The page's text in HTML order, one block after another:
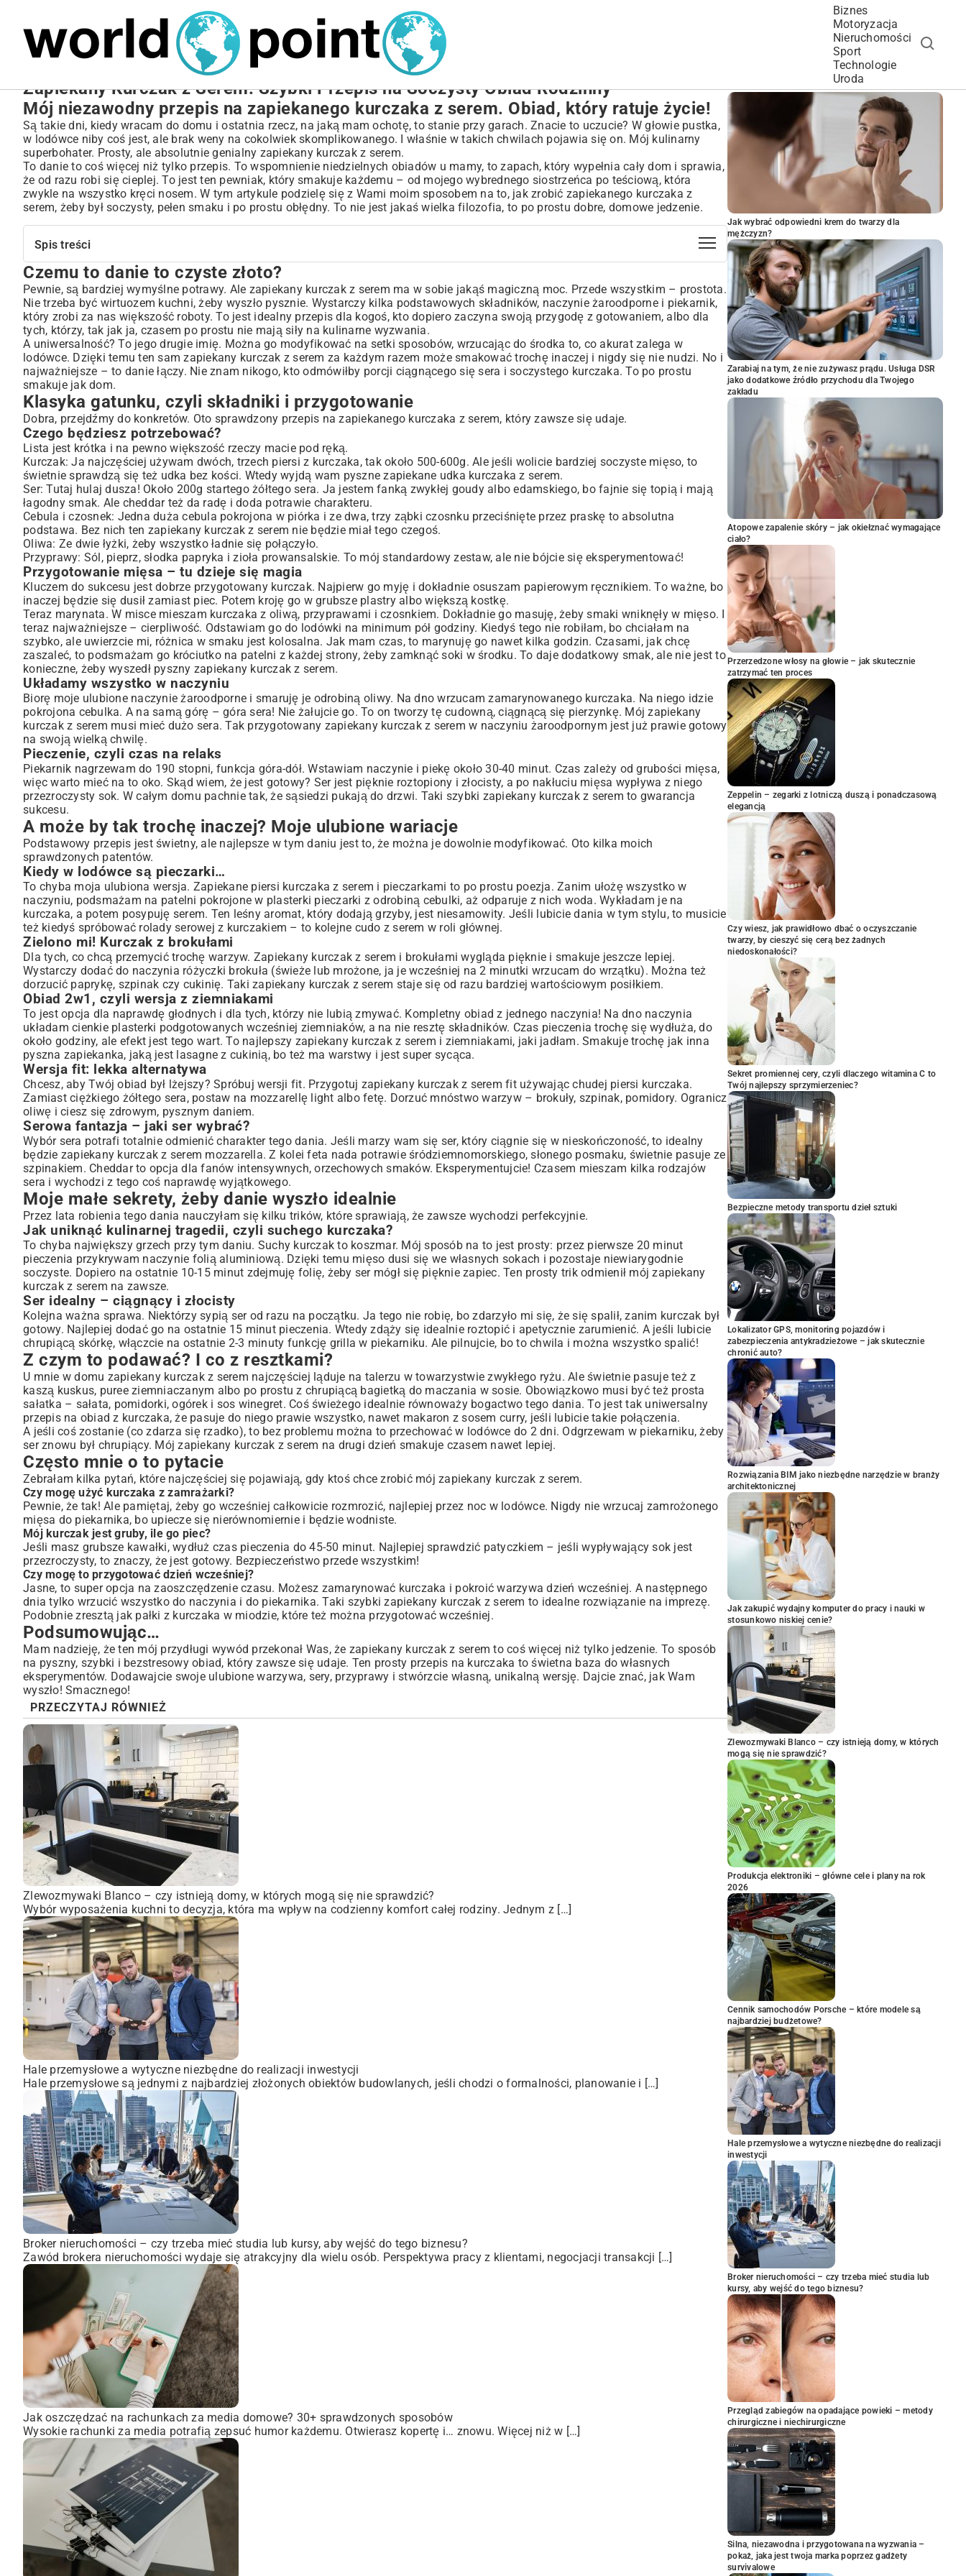
Biznes
Motoryzacja
Nieruchomości
Sport
Technologie
Uroda
NIERUCHOMOŚCI
Zapiekany Kurczak z Serem: Szybki Przepis na Soczysty Obiad Rodzinny
Mój niezawodny przepis na zapiekanego kurczaka z serem. Obiad, który ratuje życie!
Są takie dni, kiedy wracam do domu i ostatnia rzecz, na jaką mam ochotę, to stanie przy garach. Znacie to uczucie? W głowie pustka,
w lodówce niby coś jest, ale brak weny na cokolwiek skomplikowanego. I właśnie w takich chwilach pojawia się on. Mój kulinarny
superbohater. Prosty, ale absolutnie genialny zapiekany kurczak z serem.
To danie to coś więcej niż tylko przepis. To wspomnienie niedzielnych obiadów u mamy, to zapach, który wypełnia cały dom i sprawia,
że od razu robi się cieplej. To jest ten pewniak, który smakuje każdemu – od mojego wybrednego siostrzeńca po teściową, która
zwykle na wszystko kręci nosem. W tym artykule podzielę się z Wami moim sposobem na to, jak zrobić zapiekanego kurczaka z
serem, żeby był soczysty, pełen smaku i po prostu obłędny. To nie jest jakaś wielka filozofia, to po prostu dobre, domowe jedzenie.
Spis treści
Czemu to danie to czyste złoto?
Klasyka gatunku, czyli składniki i przygotowanie
Czego będziesz potrzebować?
Przygotowanie mięsa – tu dzieje się magia
Układamy wszystko w naczyniu
Pieczenie, czyli czas na relaks
A może by tak trochę inaczej? Moje ulubione wariacje
Kiedy w lodówce są pieczarki…
Zielono mi! Kurczak z brokułami
Obiad 2w1, czyli wersja z ziemniakami
Wersja fit: lekka alternatywa
Serowa fantazja – jaki ser wybrać?
Moje małe sekrety, żeby danie wyszło idealnie
Jak uniknąć kulinarnej tragedii, czyli suchego kurczaka?
Ser idealny – ciągnący i złocisty
Z czym to podawać? I co z resztkami?
Często mnie o to pytacie
Podsumowując…
Czemu to danie to czyste złoto?
Pewnie, są bardziej wymyślne potrawy. Ale zapiekany kurczak z serem ma w sobie jakąś magiczną moc. Przede wszystkim – prostota.
Nie trzeba być wirtuozem kuchni, żeby wyszło pysznie. Wystarczy kilka podstawowych składników, naczynie żaroodporne i piekarnik,
który zrobi za nas większość roboty. To jest idealny przepis dla kogoś, kto dopiero zaczyna swoją przygodę z gotowaniem, albo dla
tych, którzy, tak jak ja, czasem po prostu nie mają siły na kulinarne wyzwania.
A uniwersalność? To jego drugie imię. Można go modyfikować na setki sposobów, wrzucając do środka to, co akurat zalega w
lodówce. Dzięki temu ten sam zapiekany kurczak z serem za każdym razem może smakować trochę inaczej i nigdy się nie nudzi. No i
najważniejsze – to danie łączy. Nie znam nikogo, kto odmówiłby porcji ciągnącego się sera i soczystego kurczaka. To po prostu
smakuje jak dom.
Klasyka gatunku, czyli składniki i przygotowanie
Dobra, przejdźmy do konkretów. Oto sprawdzony przepis na zapiekanego kurczaka z serem, który zawsze się udaje.
Czego będziesz potrzebować?
Lista jest krótka i na pewno większość rzeczy macie pod ręką.
Kurczak: Ja najczęściej używam dwóch, trzech piersi z kurczaka, tak około 500-600g. Ale jeśli wolicie bardziej soczyste mięso, to
świetnie sprawdzą się też udka bez kości. Wtedy wyjdą wam pyszne zapiekane udka kurczaka z serem.
Ser: Tutaj hulaj dusza! Około 200g startego żółtego sera. Ja jestem fanką zwykłej goudy albo edamskiego, bo fajnie się topią i mają
łagodny smak. Ale cheddar też da radę i doda potrawie charakteru.
Cebula i czosnek: Jedna duża cebula pokrojona w piórka i ze dwa, trzy ząbki czosnku przeciśnięte przez praskę to absolutna
podstawa. Bez nich ten zapiekany kurczak z serem nie będzie miał tego czegoś.
Oliwa: Ze dwie łyżki, żeby wszystko ładnie się połączyło.
Przyprawy: Sól, pieprz, słodka papryka i zioła prowansalskie. To mój standardowy zestaw, ale nie bójcie się eksperymentować!
Przygotowanie mięsa – tu dzieje się magia
Kluczem do sukcesu jest dobrze przygotowany kurczak. Najpierw go myję i dokładnie osuszam papierowym ręcznikiem. To ważne, bo
inaczej będzie się dusił zamiast piec. Potem kroję go w grubsze plastry albo większą kostkę.
Teraz marynata. W misce mieszam kurczaka z oliwą, przyprawami i czosnkiem. Dokładnie go masuję, żeby smaki wniknęły w mięso. I
teraz najważniejsze – cierpliwość. Odstawiam go do lodówki na minimum pół godziny. Kiedyś tego nie robiłam, bo chciałam na
szybko, ale uwierzcie mi, różnica w smaku jest kolosalna. Jak mam czas, to marynuję go nawet kilka godzin. Czasami, jak chcę
zaszaleć, to podsmażam go króciutko na patelni z każdej strony, żeby zamknąć soki w środku. To daje dodatkowy smak, ale nie jest to
konieczne, żeby wyszedł pyszny zapiekany kurczak z serem.
Układamy wszystko w naczyniu
Biorę moje ulubione naczynie żaroodporne i smaruję je odrobiną oliwy. Na dno wrzucam zamarynowanego kurczaka. Na niego idzie
pokrojona cebulka. A na samą górę – góra sera! Nie żałujcie go. To on tworzy tę cudowną, ciągnącą się pierzynkę. Mój zapiekany
kurczak z serem musi mieć dużo sera. Tak przygotowany zapiekany kurczak z serem w naczyniu żaroodpornym jest już prawie gotowy
na swoją wielką chwilę.
Pieczenie, czyli czas na relaks
Piekarnik nagrzewam do 190 stopni, funkcja góra-dół. Wstawiam naczynie i piekę około 30-40 minut. Czas zależy od grubości mięsa,
więc warto mieć na to oko. Skąd wiem, że jest gotowy? Ser jest pięknie roztopiony i złocisty, a po nakłuciu mięsa wypływa z niego
przezroczysty sok. W całym domu pachnie tak, że sąsiedzi pukają do drzwi. Taki szybki zapiekany kurczak z serem to gwarancja
sukcesu.
A może by tak trochę inaczej? Moje ulubione wariacje
Podstawowy przepis jest świetny, ale najlepsze w tym daniu jest to, że można je dowolnie modyfikować. Oto kilka moich
sprawdzonych patentów.
Kiedy w lodówce są pieczarki…
To chyba moja ulubiona wersja. Zapiekane piersi kurczaka z serem i pieczarkami to po prostu poezja. Zanim ułożę wszystko w
naczyniu, podsmażam na patelni pokrojone w plasterki pieczarki z odrobiną cebulki, aż odparuje z nich woda. Wykładam je na
kurczaka, a potem posypuję serem. Ten leśny aromat, który dodają grzyby, jest niesamowity. Jeśli lubicie dania w tym stylu, to musicie
też kiedyś spróbować rolady serowej z kurczakiem – to kolejne cudo z serem w roli głównej.
Zielono mi! Kurczak z brokułami
Dla tych, co chcą przemycić trochę warzyw. Zapiekany kurczak z serem i brokułami wygląda pięknie i smakuje jeszcze lepiej.
Wystarczy dodać do naczynia różyczki brokuła (świeże lub mrożone, ja je wcześniej na 2 minutki wrzucam do wrzątku). Można też
dorzucić paprykę, szpinak czy cukinię. Taki zapiekany kurczak z serem staje się od razu bardziej wartościowym posiłkiem.
Obiad 2w1, czyli wersja z ziemniakami
To jest opcja dla naprawdę głodnych i dla tych, którzy nie lubią zmywać. Kompletny obiad z jednego naczynia! Na dno naczynia
układam cienkie plasterki podgotowanych wcześniej ziemniaków, a na nie resztę składników. Czas pieczenia trochę się wydłuża, do
około godziny, ale efekt jest tego wart. To najlepszy zapiekany kurczak z serem i ziemniakami, jaki jadłam. Smakuje trochę jak inna
pyszna zapiekanka, jaką jest lasagne z cukinią, bo też ma warstwy i jest super sycąca.
Wersja fit: lekka alternatywa
Chcesz, aby Twój obiad był lżejszy? Spróbuj wersji fit. Przygotuj zapiekany kurczak z serem fit używając chudej piersi kurczaka.
Zamiast ciężkiego żółtego sera, postaw na mozzarellę light albo fetę. Dorzuć mnóstwo warzyw – brokuły, szpinak, pomidory. Ogranicz
oliwę i ciesz się zdrowym, pysznym daniem.
Serowa fantazja – jaki ser wybrać?
Wybór sera potrafi totalnie odmienić charakter tego dania. Jeśli marzy wam się ser, który ciągnie się w nieskończoność, to idealny
będzie zapiekany kurczak z serem mozzarella. Z kolei feta nada potrawie śródziemnomorskiego, słonego posmaku, świetnie pasuje ze
szpinakiem. Cheddar to opcja dla fanów intensywnych, orzechowych smaków. Eksperymentujcie! Czasem mieszam kilka rodzajów
sera i wychodzi z tego coś naprawdę wyjątkowego.
Moje małe sekrety, żeby danie wyszło idealnie
Przez lata robienia tego dania nauczyłam się kilku trików, które sprawiają, że zawsze wychodzi perfekcyjnie.
Jak uniknąć kulinarnej tragedii, czyli suchego kurczaka?
To chyba największy grzech przy tym daniu. Suchy kurczak to koszmar. Mój sposób na to jest prosty: przez pierwsze 20 minut
pieczenia przykrywam naczynie folią aluminiową. Dzięki temu mięso dusi się we własnych sokach i pozostaje niewiarygodnie
soczyste. Dopiero na ostatnie 10-15 minut zdejmuję folię, żeby ser mógł się pięknie zapiec. Ten prosty trik odmienił mój zapiekany
kurczak z serem na zawsze.
Ser idealny – ciągnący i złocisty
Kolejna ważna sprawa. Niektórzy sypią ser od razu na początku. Ja tego nie robię, bo zdarzyło mi się, że się spalił, zanim kurczak był
gotowy. Najlepiej dodać go na ostatnie 15 minut pieczenia. Wtedy zdąży się idealnie roztopić i apetycznie zarumienić. A jeśli lubicie
chrupiącą skórkę, włączcie na ostatnie 2-3 minuty funkcję grilla w piekarniku. Ale pilnujcie, bo to chwila i można wszystko spalić!
Z czym to podawać? I co z resztkami?
U mnie w domu zapiekany kurczak z serem najczęściej ląduje na talerzu w towarzystwie zwykłego ryżu. Ale świetnie pasuje też z
kaszą kuskus, puree ziemniaczanym albo po prostu z chrupiącą bagietką do maczania w sosie. Obowiązkowo musi być też prosta
sałatka – sałata, pomidorki, ogórek i sos winegret. Coś świeżego idealnie równoważy bogactwo tego dania. To jest tak uniwersalny
przepis na obiad z kurczaka, że pasuje do niego prawie wszystko, nawet makaron z sosem curry, jeśli lubicie takie połączenia.
A jeśli coś zostanie (co zdarza się rzadko), to bez problemu można to przechować w lodówce do 2 dni. Odgrzewam w piekarniku, żeby
ser znowu był chrupiący. Mój zapiekany kurczak z serem na drugi dzień smakuje czasem nawet lepiej.
Często mnie o to pytacie
Zebrałam kilka pytań, które najczęściej się pojawiają, gdy ktoś chce zrobić mój zapiekany kurczak z serem.
Czy mogę użyć kurczaka z zamrażarki?
Pewnie, że tak! Ale pamiętaj, żeby go wcześniej całkowicie rozmrozić, najlepiej przez noc w lodówce. Nigdy nie wrzucaj zamrożonego
mięsa do piekarnika, bo upiecze się nierównomiernie i będzie wodniste.
Mój kurczak jest gruby, ile go piec?
Jeśli masz grubsze kawałki, wydłuż czas pieczenia do 45-50 minut. Najlepiej sprawdzić patyczkiem – jeśli wypływający sok jest
przezroczysty, to znaczy, że jest gotowy. Bezpieczeństwo przede wszystkim!
Czy mogę to przygotować dzień wcześniej?
Jasne, to super opcja na zaoszczędzenie czasu. Możesz zamarynować kurczaka i pokroić warzywa dzień wcześniej. A następnego
dnia tylko wrzucić wszystko do naczynia i do piekarnika. Taki szybki zapiekany kurczak z serem to idealne rozwiązanie na imprezę.
Podobnie zresztą jak pałki z kurczaka w miodzie, które też można przygotować wcześniej.
Podsumowując…
Mam nadzieję, że ten mój przydługi wywód przekonał Was, że zapiekany kurczak z serem to coś więcej niż tylko jedzenie. To sposób
na pyszny, szybki i bezstresowy obiad, który zawsze się udaje. Ten prosty przepis na kurczaka to świetna baza do własnych
eksperymentów. Dodawajcie swoje ulubione warzywa, sery, przyprawy i stwórzcie własną, unikalną wersję. Dajcie znać, jak Wam
wyszło! Smacznego!
PRZECZYTAJ RÓWNIEŻ
Zlewozmywaki Blanco – czy istnieją domy, w których mogą się nie sprawdzić?
Wybór wyposażenia kuchni to decyzja, która ma wpływ na codzienny komfort całej rodziny. Jednym z […]
Hale przemysłowe a wytyczne niezbędne do realizacji inwestycji
Hale przemysłowe są jednymi z najbardziej złożonych obiektów budowlanych, jeśli chodzi o formalności, planowanie i […]
Broker nieruchomości – czy trzeba mieć studia lub kursy, aby wejść do tego biznesu?
Zawód brokera nieruchomości wydaje się atrakcyjny dla wielu osób. Perspektywa pracy z klientami, negocjacji transakcji […]
Jak oszczędzać na rachunkach za media domowe? 30+ sprawdzonych sposobów
Wysokie rachunki za media potrafią zepsuć humor każdemu. Otwierasz kopertę i… znowu. Więcej niż w […]
POPULARNE ARTYKUŁY
Jak wybrać odpowiedni krem do twarzy dla
mężczyzn?
Zarabiaj na tym, że nie zużywasz prądu. Usługa DSR
jako dodatkowe źródło przychodu dla Twojego
zakładu
Atopowe zapalenie skóry – jak okiełznać wymagające
ciało?
Przerzedzone włosy na głowie – jak skutecznie
zatrzymać ten proces
Zeppelin – zegarki z lotniczą duszą i ponadczasową
elegancją
Czy wiesz, jak prawidłowo dbać o oczyszczanie
twarzy, by cieszyć się cerą bez żadnych
niedoskonałości?
Sekret promiennej cery, czyli dlaczego witamina C to
Twój najlepszy sprzymierzeniec?
Bezpieczne metody transportu dzieł sztuki
Lokalizator GPS, monitoring pojazdów i
zabezpieczenia antykradzieżowe – jak skutecznie
chronić auto?
Rozwiązania BIM jako niezbędne narzędzie w branży
architektonicznej
Jak zakupić wydajny komputer do pracy i nauki w
stosunkowo niskiej cenie?
Zlewozmywaki Blanco – czy istnieją domy, w których
mogą się nie sprawdzić?
Produkcja elektroniki – główne cele i plany na rok
2026
Cennik samochodów Porsche – które modele są
najbardziej budżetowe?
Hale przemysłowe a wytyczne niezbędne do realizacji
inwestycji
Broker nieruchomości – czy trzeba mieć studia lub
kursy, aby wejść do tego biznesu?
Przegląd zabiegów na opadające powieki – metody
chirurgiczne i niechirurgiczne
Silna, niezawodna i przygotowana na wyzwania –
pokaż, jaka jest twoja marka poprzez gadżety
survivalowe